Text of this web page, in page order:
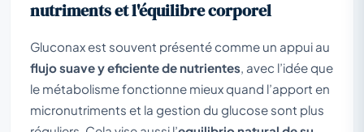
nutriments et l'équilibre corporel
Gluconax est souvent présenté comme un appui au
flujo suave y eficiente de nutrientes , avec l’idée que
le métabolisme fonctionne mieux quand l’apport en
micronutriments et la gestion du glucose sont plus